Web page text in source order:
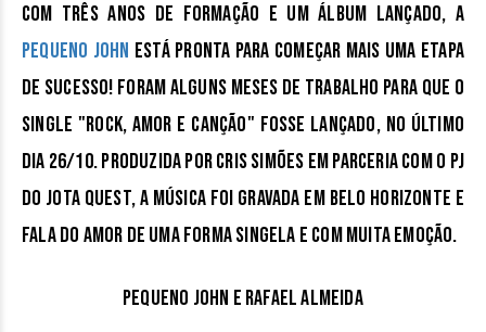
Com três anos de formação e um álbum lançado, a
Pequeno John está pronta para começar mais uma etapa
de sucesso! Foram alguns meses de trabalho para que o
single "Rock, Amor e Canção" fosse lançado, no último
dia 26/10. Produzida por Cris Simões em parceria com o PJ
do Jota Quest, a música foi gravada em Belo Horizonte e
fala do amor de uma forma singela e com muita emoção.
Pequeno John e Rafael Almeida